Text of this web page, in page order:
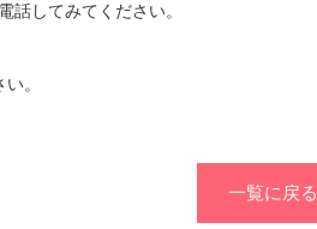
話してみてください。
。
一覧に戻る